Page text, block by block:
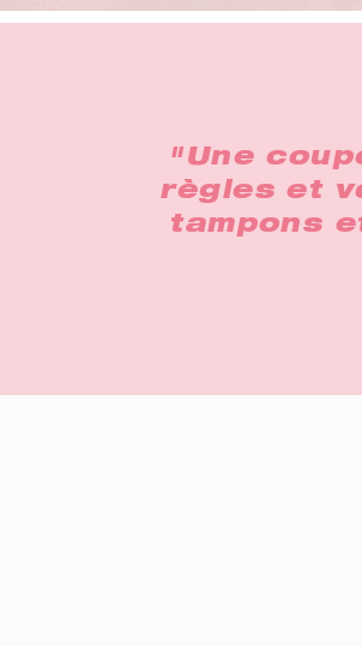
"Une
règles et
tampons